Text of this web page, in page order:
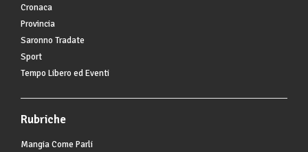
Cronaca
Provincia
Saronno Tradate
Sport
Tempo Libero ed Eventi
Rubriche
Mangia Come Parli